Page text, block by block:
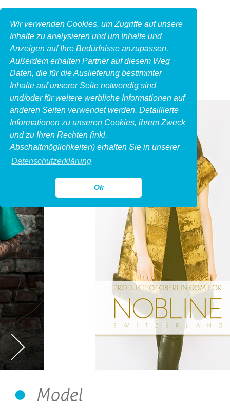
Wir verwenden Cookies, um Zugriffe auf unsere
Inhalte zu analysieren und um Inhalte und
Anzeigen auf Ihre Bedürfnisse anzupassen.
Außerdem erhalten Partner auf diesem Weg
Daten, die für die Auslieferung bestimmter
Inhalte auf unserer Seite notwendig sind
und/oder für weitere werbliche Informationen auf
anderen Seiten verwendet werden. Detaillierte
Informationen zu unseren Cookies, ihrem Zweck
und zu Ihren Rechten (inkl.
Abschaltmöglichkeiten) erhalten Sie in unserer
Datenschutzerklärung
Ok
Model